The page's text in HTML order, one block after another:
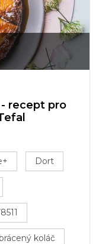
- recept pro
Dort
koláč